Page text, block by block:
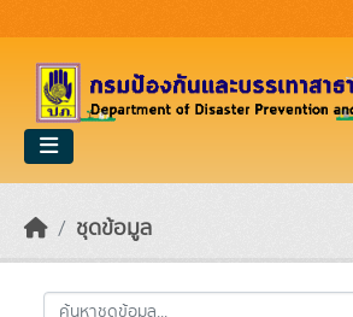
ชุดข้อมูล